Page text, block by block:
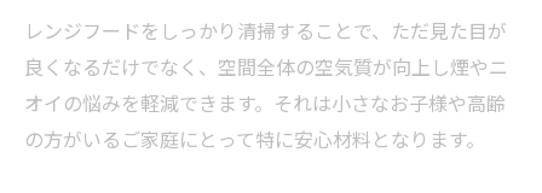
レンジフードをしっかり清掃することで、ただ見た目が
良くなるだけでなく、空間全体の空気質が向上し煙やニ
オイの悩みを軽減できます。それは小さなお子様や高齢
の方がいるご家庭にとって特に安心材料となります。